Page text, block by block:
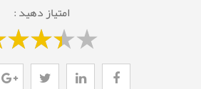
امتیاز دهید :